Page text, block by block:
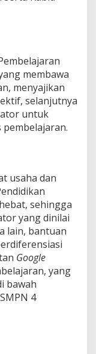
membawa
menyajikan
selanjutnya
untuk
usaha dan
sehingga
yang dinilai
lain, bantuan
Google
yang
bawah
4